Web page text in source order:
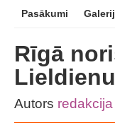
Pasākumi
Rīgā
Autors redakcija